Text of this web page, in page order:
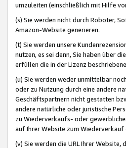
umzuleiten (einschließlich mit Hilfe
(s) Sie werden nicht durch Roboter,
Amazon-Website generieren.
(t) Sie werden unsere
nutzen, es sei denn, Sie haben über
erfüllen die in der Lizenz
(u) Sie werden weder unmittelbar
oder zu Nutzung durch eine andere
Geschäftspartnern nicht gestatten
andere natürliche oder juristische
zu Wiederverkaufs- oder
auf Ihrer Website zum
(v) Sie werden die URL Ihrer